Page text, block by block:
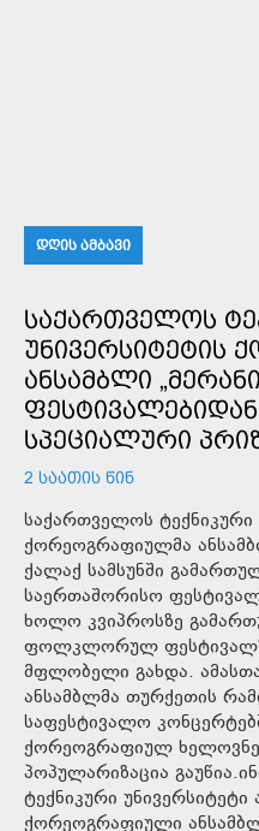
ᲓᲦᲘᲡ ᲐᲛᲑᲐᲕᲘ
ᲡᲐᲥᲐᲠᲗᲕᲔᲚᲝᲡ
ᲣᲜᲘᲕᲔᲠᲡᲘᲢᲔᲢᲘᲡ
ᲐᲜᲡᲐᲛᲑᲚᲘ
ᲡᲞᲔᲪᲘᲐᲚᲣᲠᲘ
2 ᲡᲐᲐᲗᲘᲡ ᲬᲘᲜ
საქართველოს
ქორეოგრაფიულმა
ქალაქ სამსუნში
საერთაშორისო
ხოლო კვიპროსზე
ფოლკლორულ
მფლობელი გახდა.
ანსამბლმა თურქეთის
საფესტივალო
ქორეოგრაფიულ
პოპულარიზაცია
ტექნიკური
ქორეოგრაფიული